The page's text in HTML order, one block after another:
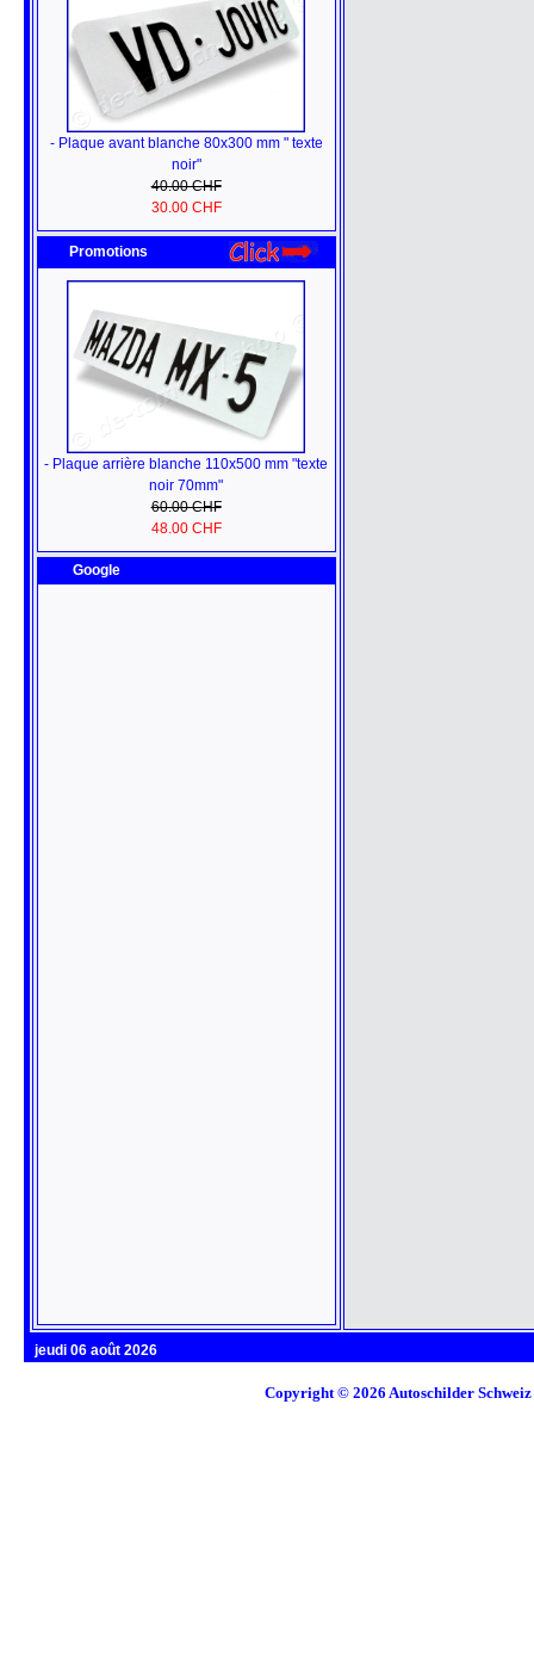
- Plaque avant blanche 80x300 mm " texte
noir"
40.00 CHF
30.00 CHF
Promotions
- Plaque arrière blanche 110x500 mm "texte
noir 70mm"
60.00 CHF
48.00 CHF
Google
jeudi 06 août 2026
Copyright © 2026 Autoschilder